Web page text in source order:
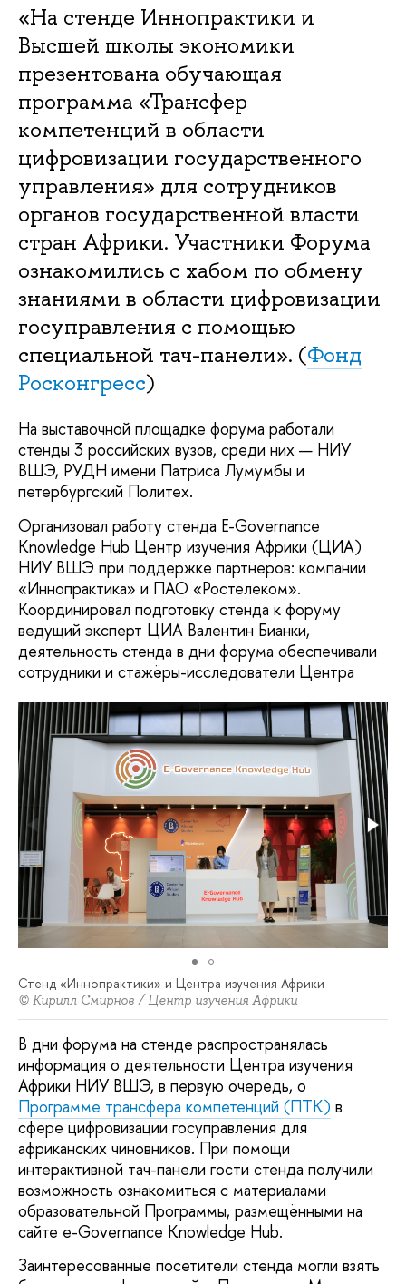
«На стенде Иннопрактики и
Высшей школы экономики
презентована обучающая
программа «Трансфер
компетенций в области
цифровизации государственного
управления» для сотрудников
органов государственной власти
стран Африки. Участники Форума
ознакомились с хабом по обмену
знаниями в области цифровизации
госуправления с помощью
специальной тач-панели». (Фонд
Росконгресс)
На выставочной площадке форума работали
стенды 3 российских вузов, среди них — НИУ
ВШЭ, РУДН имени Патриса Лумумбы и
петербургский Политех.
Организовал работу стенда E-Governance
Knowledge Hub Центр изучения Африки (ЦИА)
НИУ ВШЭ при поддержке партнеров: компании
«Иннопрактика» и ПАО «Ростелеком».
Координировал подготовку стенда к форуму
ведущий эксперт ЦИА Валентин Бианки,
деятельность стенда в дни форума обеспечивали
сотрудники и стажёры-исследователи Центра
Стенд «Иннопрактики» и Центра изучения Африки
© Кирилл Смирнов / Центр изучения Африки
В дни форума на стенде распространялась
информация о деятельности Центра изучения
Африки НИУ ВШЭ, в первую очередь, о
Программе трансфера компетенций (ПТК) в
сфере цифровизации госуправления для
африканских чиновников. При помощи
интерактивной тач-панели гости стенда получили
возможность ознакомиться с материалами
образовательной Программы, размещёнными на
сайте e-Governance Knowledge Hub.
Заинтересованные посетители стенда могли взять